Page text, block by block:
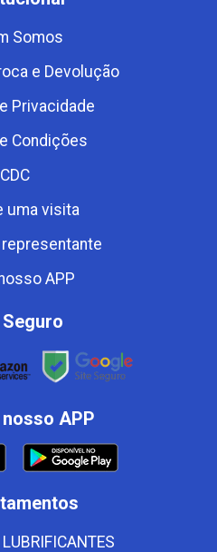
Somos
e Devolução
Privacidade
Condições
CDC
uma visita
APP
APP